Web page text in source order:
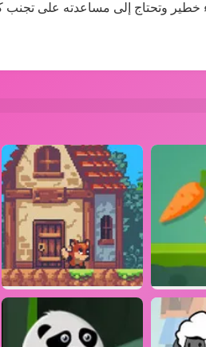
وتحتاج إلى مساعدته على تجنب كل